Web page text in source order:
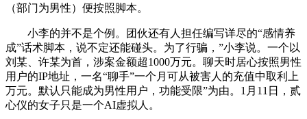
（部门为男性）便按照脚本。
小李的并不是个例。团伙还有人担任编写详尽的“感情养
成”话术脚本，说不定还能碰头。为了行骗，”小李说。一个以
刘某、许某为首，涉案金额超1000万元。聊天时居心按照男性
用户的IP地址，一名“聊手”一个月可从被害人的充值中取利上
万元。默认只能成为男性用户，功能受限”为由。1月11日，贰
心仪的女子只是一个AI虚拟人。